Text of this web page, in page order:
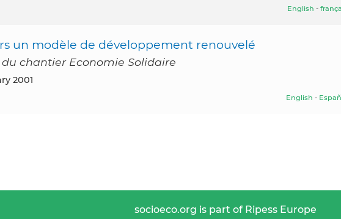
English -
un modèle de développement renouvelé
chantier Economie Solidaire
2001
English -
socioeco.org is part of Ripess Europe